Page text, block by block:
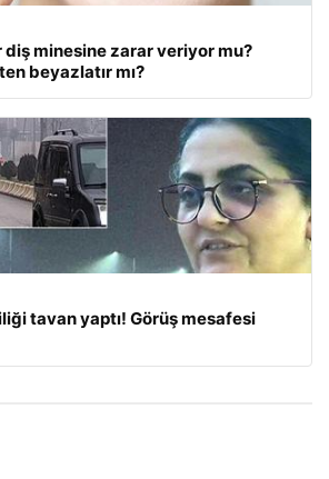
diş minesine zarar veriyor mu?
beyazlatır mı?
tavan yaptı! Görüş mesafesi